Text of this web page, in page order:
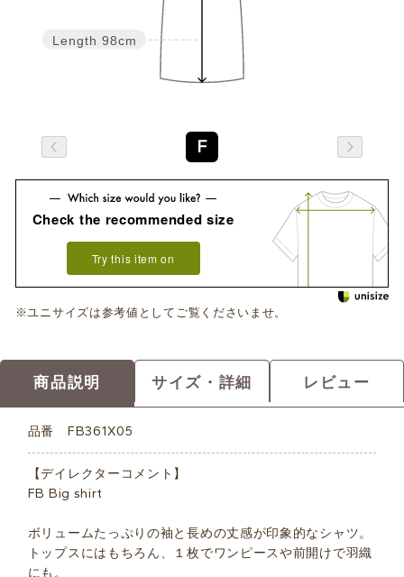
Length 98cm
F
Check the recommended size
Try this item on
※ユニサイズは参考値としてご覧くださいませ。
商品説明 サイズ・詳細 レビュー
品番 FB361X05
【デイレクターコメント】
FB Big shirt
ボリュームたっぷりの袖と長めの丈感が印象的なシャツ。
トップスにはもちろん、１枚でワンピースや前開けで羽織
にも。